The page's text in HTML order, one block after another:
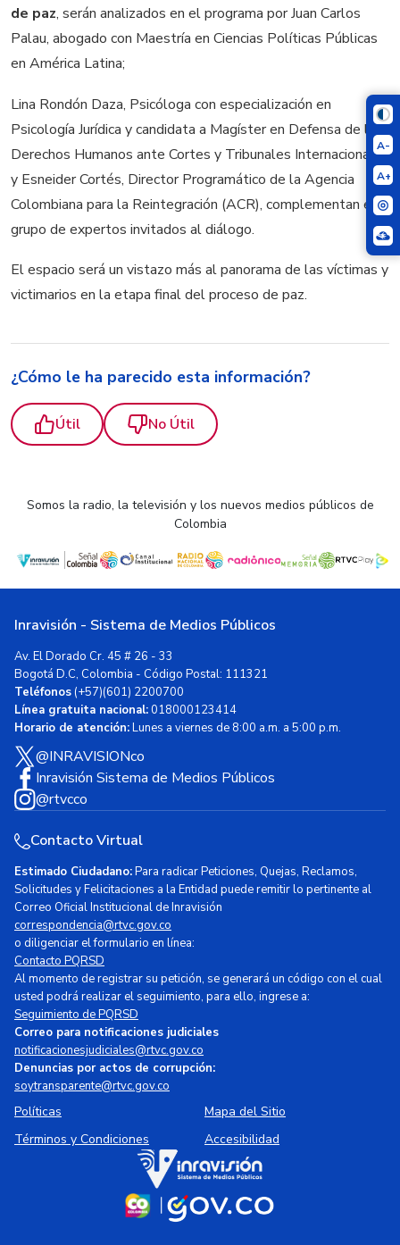
A-
A+
de paz, serán analizados en el programa por Juan Carlos
Palau, abogado con Maestría en Ciencias Políticas Públicas
en América Latina;
Lina Rondón Daza, Psicóloga con especialización en
Psicología Jurídica y candidata a Magíster en Defensa de los
Derechos Humanos ante Cortes y Tribunales Internacionales
y Esneider Cortés, Director Programático de la Agencia
Colombiana para la Reintegración (ACR), complementan el
grupo de expertos invitados al diálogo.
El espacio será un vistazo más al panorama de las víctimas y
victimarios en la etapa final del proceso de paz.
¿Cómo le ha parecido esta información?
Útil No Útil
Somos la radio, la televisión y los nuevos medios públicos de
Colombia
Inravisión - Sistema de Medios Públicos
Av. El Dorado Cr. 45 # 26 - 33
Bogotá D.C, Colombia - Código Postal: 111321
Teléfonos(+57)(601) 2200700
Línea gratuita nacional:018000123414
Horario de atención:Lunes a viernes de 8:00 a.m. a 5:00 p.m.
@INRAVISIONco
Inravisión Sistema de Medios Públicos
@rtvcco
Contacto Virtual
Estimado Ciudadano:Para radicar Peticiones, Quejas, Reclamos,
Solicitudes y Felicitaciones a la Entidad puede remitir lo pertinente al
Correo Oficial Institucional de Inravisión
correspondencia@rtvc.gov.co
o diligenciar el formulario en línea:
Contacto PQRSD
Al momento de registrar su petición, se generará un código con el cual
usted podrá realizar el seguimiento, para ello, ingrese a:
Seguimiento de PQRSD
Correo para notificaciones judiciales
notificacionesjudiciales@rtvc.gov.co
Denuncias por actos de corrupción:
soytransparente@rtvc.gov.co
Políticas
Mapa del Sitio
Términos y Condiciones
Accesibilidad